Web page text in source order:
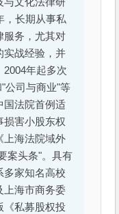
，长期从事私
服务，尤其对
实战经验，并
2004年起多次
"公司与商业"等
国法院首例适
损害小股东权
上海法院域外
案头条"。具有
多家知名高校
上海市商务委
《私募股权投